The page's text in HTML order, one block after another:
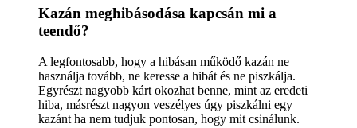
Kazán meghibásodása kapcsán mi a
teendő?
A legfontosabb, hogy a hibásan működő kazán ne
használja tovább, ne keresse a hibát és ne piszkálja.
Egyrészt nagyobb kárt okozhat benne, mint az eredeti
hiba, másrészt nagyon veszélyes úgy piszkálni egy
kazánt ha nem tudjuk pontosan, hogy mit csinálunk.